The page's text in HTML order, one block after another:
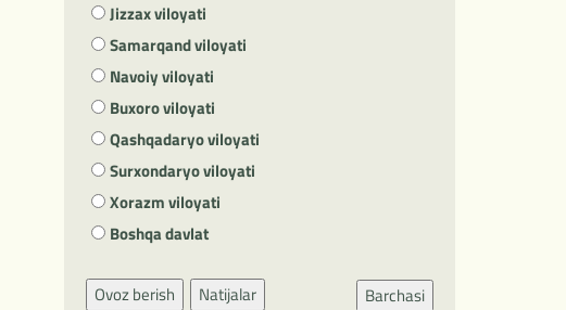
Jizzax viloyati
Samarqand viloyati
Navoiy viloyati
Buxoro viloyati
Qashqadaryo viloyati
Surxondaryo viloyati
Xorazm viloyati
Boshqa davlat
Ovoz berish Natijalar Barchasi